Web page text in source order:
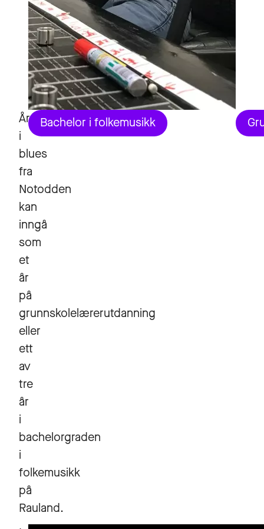
Årsstudiet
i
blues
fra
Notodden
kan
inngå
som
et
år
på
grunnskolelærerutdanning
eller
ett
av
tre
år
i
bachelorgraden
i
folkemusikk
på
Rauland.
Bachelor i folkemusikk